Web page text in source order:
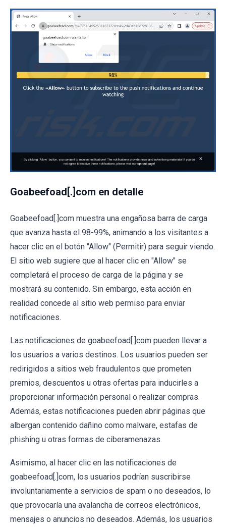
Goabeefoad[.]com en detalle
Goabeefoad[.]com muestra una engañosa barra de carga
que avanza hasta el 98-99%, animando a los visitantes a
hacer clic en el botón "Allow" (Permitir) para seguir viendo.
El sitio web sugiere que al hacer clic en "Allow" se
completará el proceso de carga de la página y se
mostrará su contenido. Sin embargo, esta acción en
realidad concede al sitio web permiso para enviar
notificaciones.
Las notificaciones de goabeefoad[.]com pueden llevar a
los usuarios a varios destinos. Los usuarios pueden ser
redirigidos a sitios web fraudulentos que prometen
premios, descuentos u otras ofertas para inducirles a
proporcionar información personal o realizar compras.
Además, estas notificaciones pueden abrir páginas que
albergan contenido dañino como malware, estafas de
phishing u otras formas de ciberamenazas.
Asimismo, al hacer clic en las notificaciones de
goabeefoad[.]com, los usuarios podrían suscribirse
involuntariamente a servicios de spam o no deseados, lo
que provocaría una avalancha de correos electrónicos,
mensajes o anuncios no deseados. Además, los usuarios